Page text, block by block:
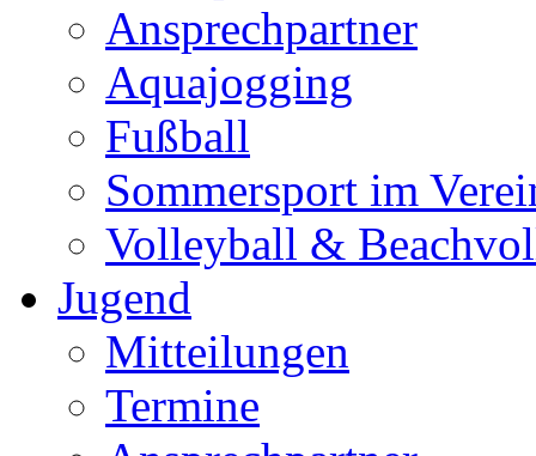
Ansprechpartner
Aquajogging
Fußball
Sommersport im
Volleyball &
Jugend
Mitteilungen
Termine